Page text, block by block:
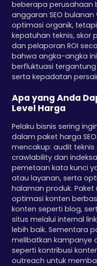
beberapa perusahaan
anggaran SEO
optimasi organik,
kepatuhan teknis, skor
dan pelaporan ROI
bahwa angka-angka
berfluktuasi
serta kepadatan
Apa yang Anda
Level Harga
Pelaku bisnis sering
dalam paket harga
mencakup: audit
crawlability dan
pemetaan kata kunci
atau layanan, serta
halaman produk.
optimasi konten
konten seperti blog,
situs melalui internal
lebih baik. Sementara
melibatkan kampanye
seperti kontribusi
outreach untuk